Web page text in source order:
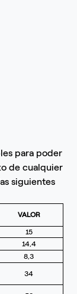
para poder
de cualquier
siguientes
VALOR
15
14,4
8,3
34